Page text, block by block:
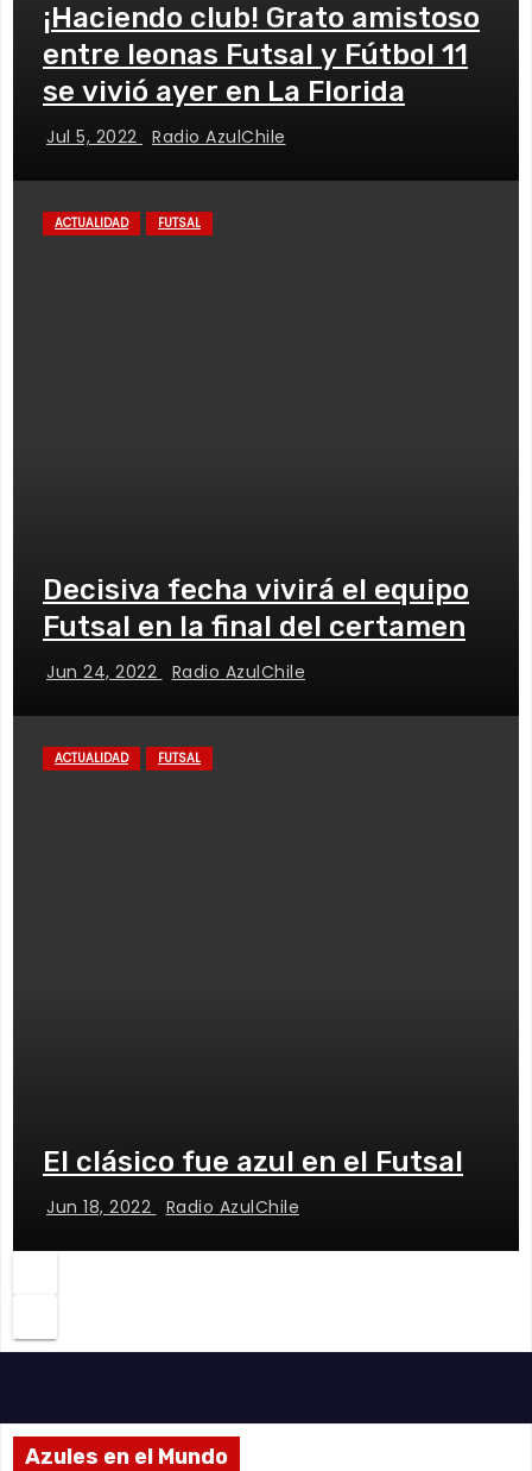
¡Haciendo club! Grato amistoso
entre leonas Futsal y Fútbol 11
se vivió ayer en La Florida
Jul 5, 2022 Radio AzulChile
ACTUALIDAD FUTSAL
Decisiva fecha vivirá el equipo
Futsal en la final del certamen
Jun 24, 2022 Radio AzulChile
ACTUALIDAD FUTSAL
El clásico fue azul en el Futsal
Jun 18, 2022 Radio AzulChile
Azules en el Mundo